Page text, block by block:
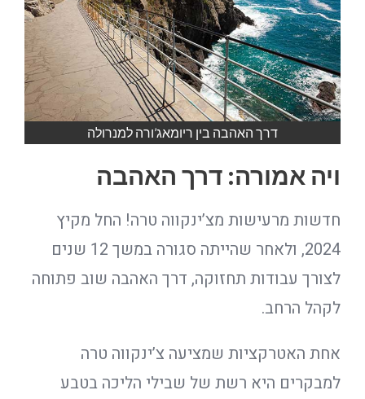
דרך האהבה בין ריומאג’ורה למנרולה
ויה אמורה: דרך האהבה
חדשות מרעישות מצ’ינקווה טרה! החל מקיץ
2024, ולאחר שהייתה סגורה במשך 12 שנים
לצורך עבודות תחזוקה, דרך האהבה שוב פתוחה
לקהל הרחב.
אחת האטרקציות שמציעה צ’ינקווה טרה
למבקרים היא רשת של שבילי הליכה בטבע